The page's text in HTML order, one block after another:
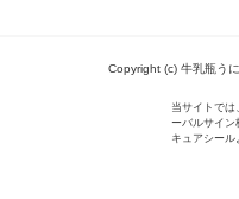
Copyright (c) 牛乳瓶う
当サイトで
ーバルサイン
キュアシール